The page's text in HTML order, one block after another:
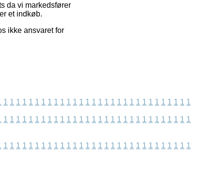
da vi markedsfører
et indkøb.
ikke ansvaret for
1 1 1 1 1 1 1 1 1 1 1 1 1 1 1 1 1 1 1 1 1 1 1 1 1 1 1 1 1 1
1 1 1 1 1 1 1 1 1 1 1 1 1 1 1 1 1 1 1 1 1 1 1 1 1 1 1 1 1 1
1 1 1 1 1 1 1 1 1 1 1 1 1 1 1 1 1 1 1 1 1 1 1 1 1 1 1 1 1 1